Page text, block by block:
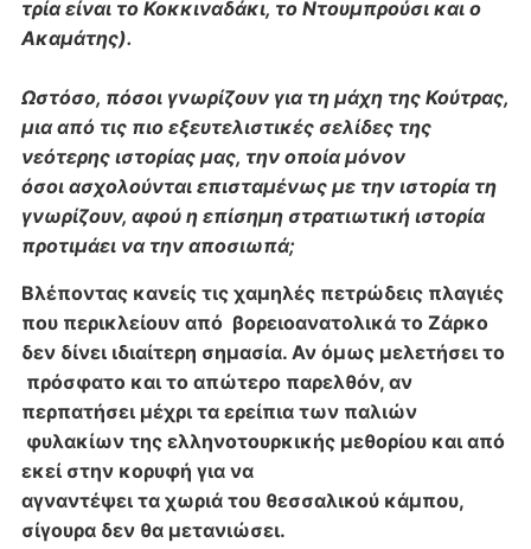
τρία είναι το Κοκκιναδάκι, το Ντουμπρούσι και ο
Ακαμάτης).
Ωστόσο, πόσοι γνωρίζουν για τη μάχη της Κούτρας,
μια από τις πιο εξευτελιστικές σελίδες της
νεότερης ιστορίας μας, την οποία μόνον
όσοι ασχολούνται επισταμένως με την ιστορία τη
γνωρίζουν, αφού η επίσημη στρατιωτική ιστορία
προτιμάει να την αποσιωπά;
Βλέποντας κανείς τις χαμηλές πετρώδεις πλαγιές
που περικλείουν από βορειοανατολικά το Ζάρκο
δεν δίνει ιδιαίτερη σημασία. Αν όμως μελετήσει το
πρόσφατο και το απώτερο παρελθόν, αν
περπατήσει μέχρι τα ερείπια των παλιών
φυλακίων της ελληνοτουρκικής μεθορίου και από
εκεί στην κορυφή για να
αγναντέψει τα χωριά του θεσσαλικού κάμπου,
σίγουρα δεν θα μετανιώσει.